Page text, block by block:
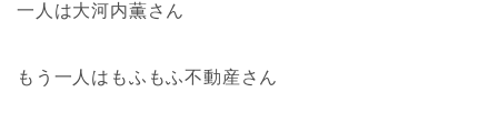
一人は大河内薫さん
もう一人は もふもふ不動産さん